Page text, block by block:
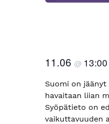
11.06 @ 13:00
Suomi on
havaitaan liian
Syöpätieto on
vaikuttavuuden